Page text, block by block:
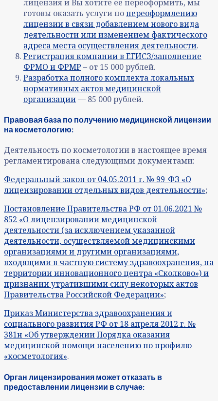
лицензия и Вы хотите ее переоформить, мы
готовы оказать услуги попереоформлению
лицензии в связи добавлением нового вида
деятельности или изменением фактического
адреса места осуществления деятельности.
Регистрация компании в ЕГИСЗ/заполнение
ФРМО и ФРМР – от 15 000 рублей.
Разработка полного комплекта локальных
нормативных актов медицинской
организации— 85 000 рублей.
Правовая база по получению медицинской лицензии
на косметологию:
Деятельность по косметологии в настоящее время
регламентирована следующими документами:
Федеральный закон от 04.05.2011 г. № 99-ФЗ «О
лицензировании отдельных видов деятельности»;
Постановление Правительства РФ от 01.06.2021 №
852 «О лицензировании медицинской
деятельности (за исключением указанной
деятельности, осуществляемой медицинскими
организациями и другими организациями,
входящими в частную систему здравоохранения, на
территории инновационного центра «Сколково») и
признании утратившими силу некоторых актов
Правительства Российской Федерации»;
Приказ Министерства здравоохранения и
социального развития РФ от 18 апреля 2012 г. №
381н «Об утверждении Порядка оказания
медицинской помощи населению по профилю
«косметология».
Орган лицензирования может отказать в
предоставлении лицензии в случае: